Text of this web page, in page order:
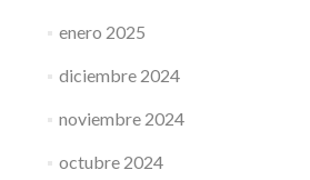
enero 2025
diciembre 2024
noviembre 2024
octubre 2024